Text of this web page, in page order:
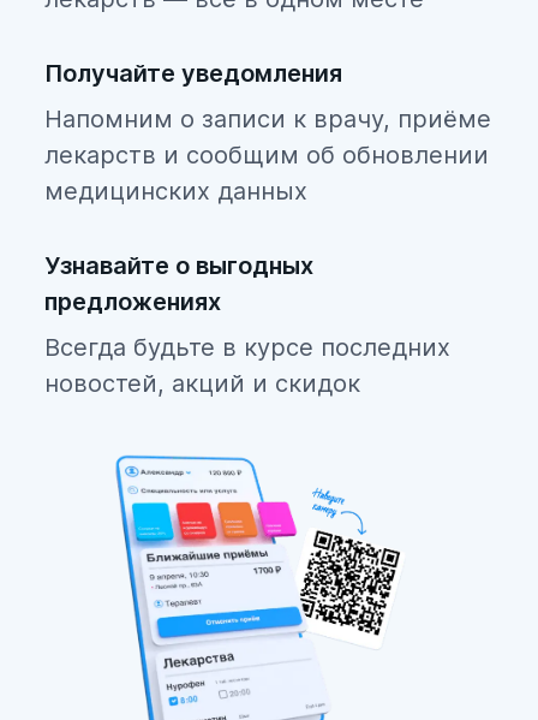
Получайте уведомления
Напомним о записи к врачу, приёме
лекарств и сообщим об обновлении
медицинских данных
Узнавайте о выгодных
предложениях
Всегда будьте в курсе последних
новостей, акций и скидок